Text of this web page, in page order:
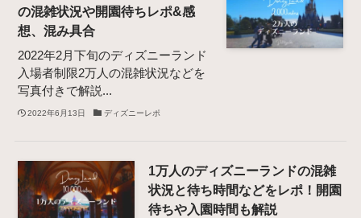
の混雑状況や開園待ちレポ&感
想、混み具合
2022年2月下旬のディズニーランド
入場者制限2万人の混雑状況などを
写真付きで解説...
2022年6月13日 ディズニーレポ
1万人のディズニーランドの混雑
状況と待ち時間などをレポ！開園
待ちや入園時間も解説